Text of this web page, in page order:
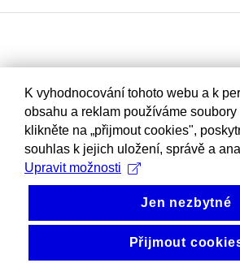
K vyhodnocování tohoto webu a k
obsahu a reklam používáme
klikněte na „přijmout cookies",
souhlas k jejich uložení, správě a
Upravit možnosti
Jen nezbytné
Přijmout